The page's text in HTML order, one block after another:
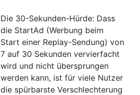
Die 30-Sekunden-Hürde: Dass
die StartAd (Werbung beim
Start einer Replay-Sendung) von
7 auf 30 Sekunden vervierfacht
wird und nicht übersprungen
werden kann, ist für viele Nutzer
die spürbarste Verschlechterung